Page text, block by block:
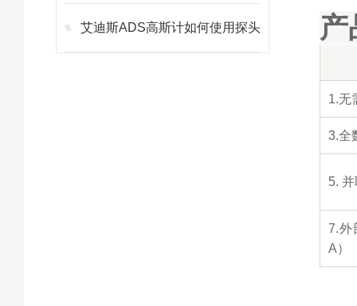
艾迪斯ADS高斯计如何使用探头 产
1.无
3.全
5.
7.外
A）